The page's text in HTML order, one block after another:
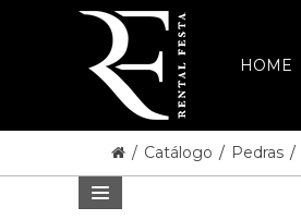
HOME
/ Catálogo / Pedras /